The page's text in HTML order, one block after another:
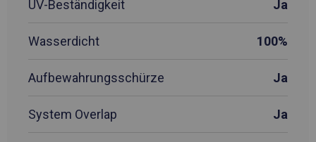
UV-Beständigkeit Ja
Wasserdicht 100%
Aufbewahrungsschürze Ja
System Overlap Ja